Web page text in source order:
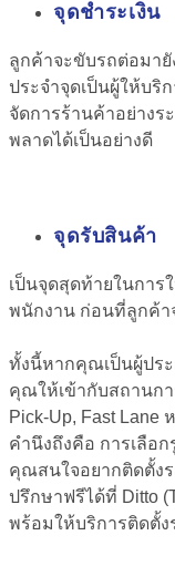
จุดชำระเงิน
ลูกค้าจะขับรถต่อมา
ประจำจุดเป็นผู้ให้บริ
จัดการร้านค้าอย่างร
พลาดได้เป็นอย่างดี
จุดรับสินค้า
เป็นจุดสุดท้ายในการ
พนักงาน ก่อนที่ลูกค้า
ทั้งนี้หากคุณเป็นผู้ปร
คุณให้เข้ากับสถานก
Pick-Up, Fast
คำนึงถึงคือ การเลือ
คุณสนใจอยากติดตั้งร
ปรึกษาฟรีได้ที่ Ditto
พร้อมให้บริการติดตั้ง